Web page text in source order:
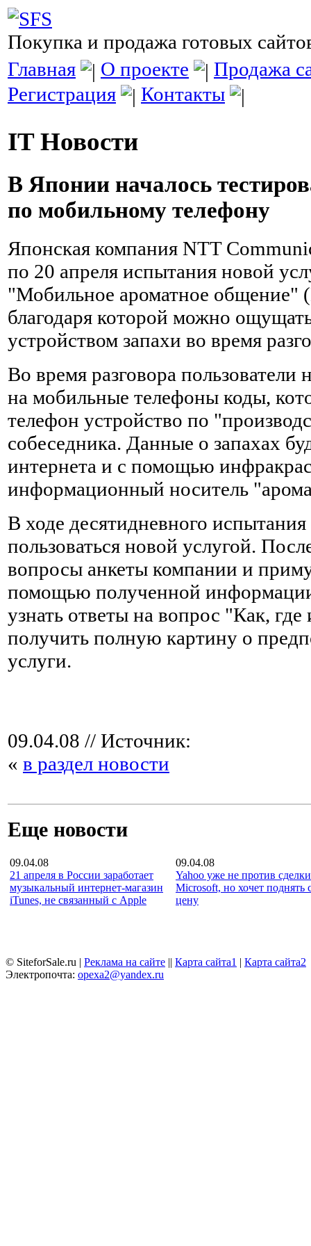
Покупка и продажа готовых
Главная
О проекте
Продажа
Регистрация
Контакты
IT Новости
В Японии началось
по мобильному телефону
Японская компания NTT
по 20 апреля испытания новой
"Мобильное ароматное общение"
благодаря которой можно
устройством запахи во время
Во время разговора
на мобильные телефоны коды,
телефон устройство по
собеседника. Данные о запахах
интернета и с помощью
информационный носитель
В ходе десятидневного
пользоваться новой услугой.
вопросы анкеты компании и
помощью полученной
узнать ответы на вопрос "Как, где
получить полную картину о
услуги.
09.04.08 // Источник:
« в раздел новости
Еще новости
09.04.08
21 апреля в России заработает
музыкальный интернет-магазин
iTunes, не связанный с Apple
09.04.08
Yahoo уже не против
Microsoft, но хочет поднять
цену
© SiteforSale.ru | Реклама на сайте || Карта сайта1 | Карта сайта2
Электропочта: opexa2@yandex.ru